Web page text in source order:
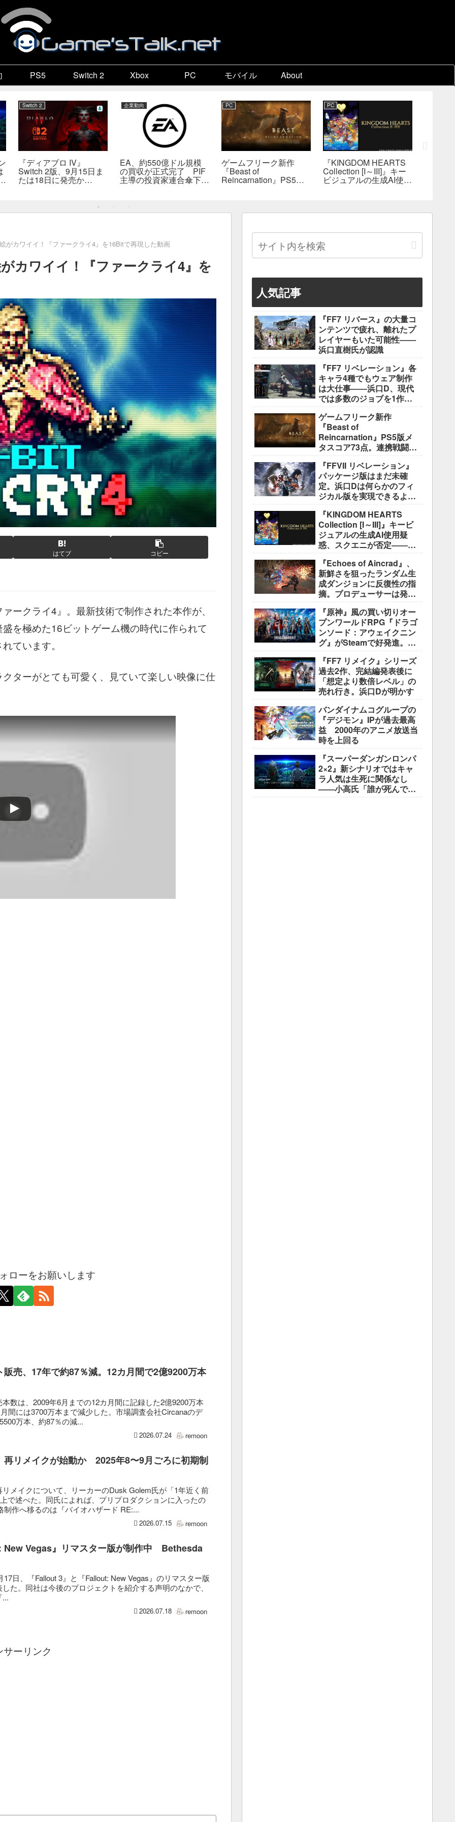
PS5 Switch 2 Xbox PC モバイル About
Switch 2
『ディアブロ IV』
Switch 2版、9月15日ま
たは18日に発売か
企業動向
EA、約550億ドル規模
の買収が正式完了 PIF
主導の投資家連合傘下で
PC
ゲームフリーク新作
『Beast of
Reincarnation』PS5版
満
PC
『KINGDOM HEARTS
Collection [I～III]』キー
ビジュアルの生成AI使用
がカワイイ！『ファークライ4』を16Bitで再現した動画
カワイイ！『ファークライ4』を
はてブ コピー
ークライ4』。最新技術で制作された本作が、
を極めた16ビットゲーム機の時代に作られて
ています。
ターがとても可愛く、見ていて楽しい映像に仕
ローをお願いします
売、17年で約87％減。12カ月間で2億9200万本
数は、2009年6月までの12カ月間に記録した2億9200万本
間には3700万本まで減少した。市場調査会社Circanaのデ
万本、約87％の減...
2026.07.24 remoon
再リメイクが始動か 2025年8〜9月ごろに初期制
メイクについて、リーカーのDusk Golem氏が「1年近く前
で述べた。同氏によれば、プリプロダクションに入ったの
制作へ移るのは『バイオハザード RE:...
2026.07.15 remoon
Vegas』リマスター版が制作中 Bethesda
日、『Fallout 3』と『Fallout: New Vegas』のリマスター版
た。同社は今後のプロジェクトを紹介する声明のなかで、
...
2026.07.18 remoon
サーリンク
人気記事
『FF7 リバース』の大量コ
ンテンツで疲れ、離れたプ
レイヤーもいた可能性――
浜口直樹氏が認識
『FF7 リベレーション』各
キャラ4種でもウェア制作
は大仕事――浜口D、現代
では多数のジョブを1作に
説明
ゲームフリーク新作
『Beast of
Reincarnation』PS5版メ
タスコア73点。連携戦闘は
き”には不満
『FFVII リベレーション』
パッケージ版はまだ未確
定。浜口Dは何らかのフィ
ジカル版を実現できるよう
『KINGDOM HEARTS
Collection [I～III]』キービ
ジュアルの生成AI使用疑
惑、スクエニが否定――不
ス」
『Echoes of Aincrad』、
新鮮さを狙ったランダム生
成ダンジョンに反復性の指
摘。プロデューサーは発売
『原神』風の買い切りオー
プンワールドRPG『ドラゴ
ンソード：アウェイクニン
グ』がSteamで好発進。価
件超で約90％好評
『FF7 リメイク』シリーズ
過去2作、完結編発表後に
「想定より数倍レベル」の
売れ行き。浜口Dが明かす
バンダイナムコグループの
『デジモン』IPが過去最高
益 2000年のアニメ放送当
時を上回る
『スーパーダンガンロンパ
2×2』新シナリオではキャ
ラ人気は生死に関係なし
――小高氏「誰が死んでも